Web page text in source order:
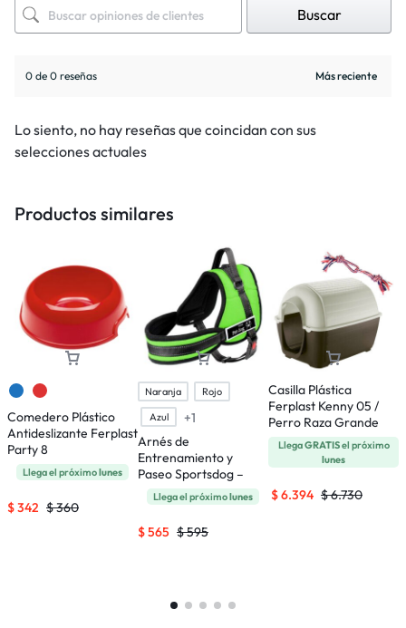
Buscar
0 de 0 reseñas
Lo siento, no hay reseñas que coincidan con sus
selecciones actuales
Productos similares
Comedero Plástico
Antideslizante Ferplast
Party 8
Llega el próximolunes
$360
$342
Naranja
Rojo
Azul
+1
Arnés de
Entrenamiento y
Paseo Sportsdog –
Talle S
Llega el próximolunes
$595
$565
Casilla Plástica
Ferplast Kenny 05 /
Perro Raza Grande
LlegaGRATISel próximo
lunes
$6.730
$6.394